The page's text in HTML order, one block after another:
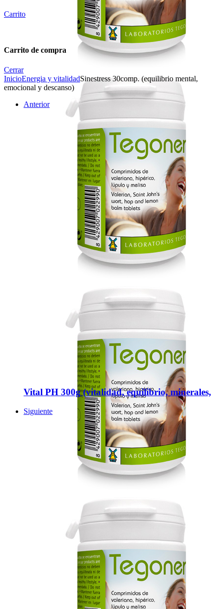
Carrito
Carrito de compra
Cerrar
InicioEnergia y vitalidadSinestress 30comp. (equilibrio mental,
emocional y descanso)
Anterior
Vital PH 300g (vitalidad, equilibrio, minerales,
Siguiente